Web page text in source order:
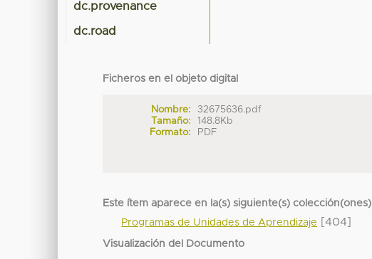
dc.provenance
dc.road
Ficheros en el objeto digital
Nombre:
32675636.pdf
Tamaño:
148.8Kb
Formato:
PDF
Este ítem aparece en la(s) siguiente(s) colección(ones)
Programas de Unidades de Aprendizaje
[404]
Visualización del Documento